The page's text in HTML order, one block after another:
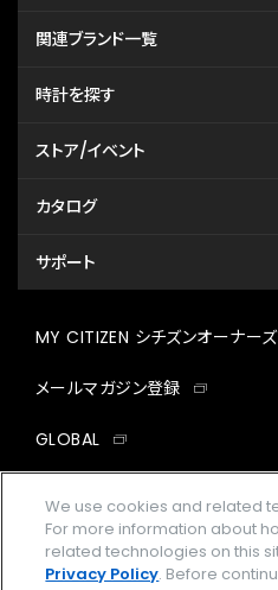
関連ブランド一覧
時計を探す
ストア/イベント
カタログ
サポート
MY CITIZEN シチズンオーナー
メールマガジン登録
GLOBAL
We use cookies and related
For more information about
related technologies on this
Privacy Policy. Before